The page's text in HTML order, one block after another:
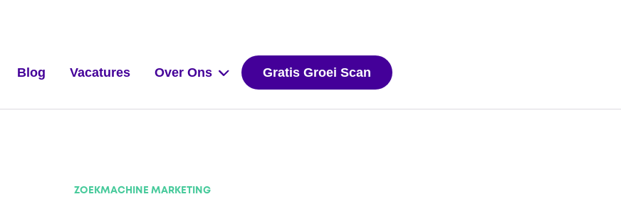
Blog Vacatures Over Ons Gratis Groei Scan
ZOEKMACHINE MARKETING